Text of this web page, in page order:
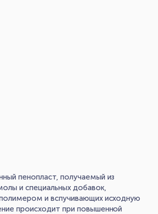
пенопласт, получаемый из
и специальных добавок,
и вспучивающих исходную
происходит при повышенной